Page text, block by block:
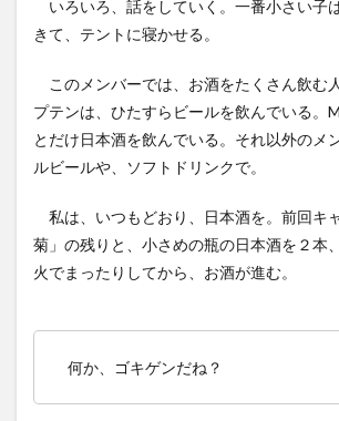
いろいろ、話をしていく。一番小さい子
きて、テントに寝かせる。
このメンバーでは、お酒をたくさん飲む
プテンは、ひたすらビールを飲んでいる。
とだけ日本酒を飲んでいる。それ以外のメ
ルビールや、ソフトドリンクで。
私は、いつもどおり、日本酒を。前回キ
菊」の残りと、小さめの瓶の日本酒を２本
火でまったりしてから、お酒が進む。
何か、ゴキゲンだね？